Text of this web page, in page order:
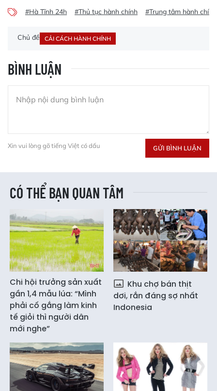
#Hà Tĩnh 24h #Thủ tục hành chính #Trung tâm hành
Chủ đề CẢI CÁCH HÀNH CHÍNH
BÌNH LUẬN
Xin vui lòng gõ tiếng Việt có dấu GỬI BÌNH LUẬN
CÓ THỂ BẠN QUAN TÂM
Chi hội trưởng sản xuất
gần 1,4 mẫu lúa: “Mình
phải cố gắng làm kinh
tế giỏi thì người dân
mới nghe”
Khu chợ bán thịt
dơi, rắn đáng sợ nhất
Indonesia